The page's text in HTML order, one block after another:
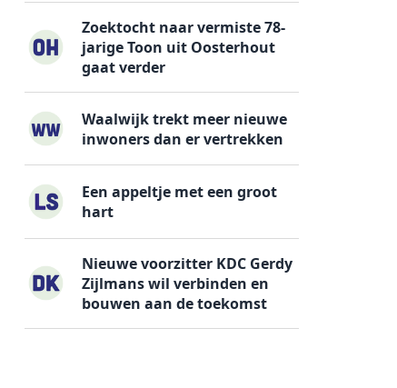
Zoektocht naar vermiste 78-
jarige Toon uit Oosterhout
gaat verder
Waalwijk trekt meer nieuwe
inwoners dan er vertrekken
Een appeltje met een groot
hart
Nieuwe voorzitter KDC Gerdy
Zijlmans wil verbinden en
bouwen aan de toekomst